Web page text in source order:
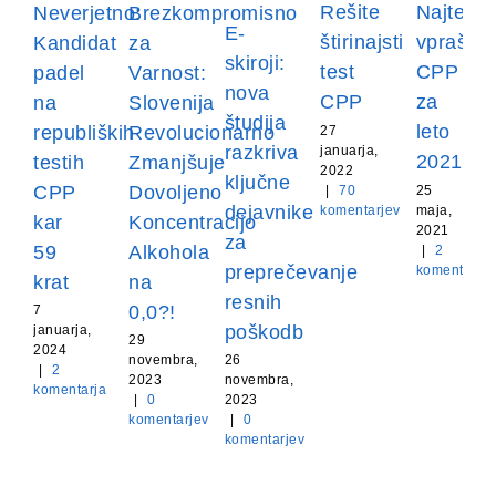
Neverjetno:
Kandidat
padel
na
republiških
testih
CPP
kar
59
krat
7
januarja,
2024
2
komentarja
Brezkompromisno
za
Varnost:
Slovenija
Revolucionarno
Zmanjšuje
Dovoljeno
Koncentracijo
Alkohola
na
0,0?!
29
novembra,
2023
0
komentarjev
E-
skiroji:
nova
študija
razkriva
ključne
dejavnike
za
preprečevanje
resnih
poškodb
26
novembra,
2023
0
komentarjev
Rešite
štirinajsti
test
CPP
27
januarja,
2022
|
70
komentarjev
Najtežja
CPP
za
leto
2021
25
maja,
2021
|
2
komentarja